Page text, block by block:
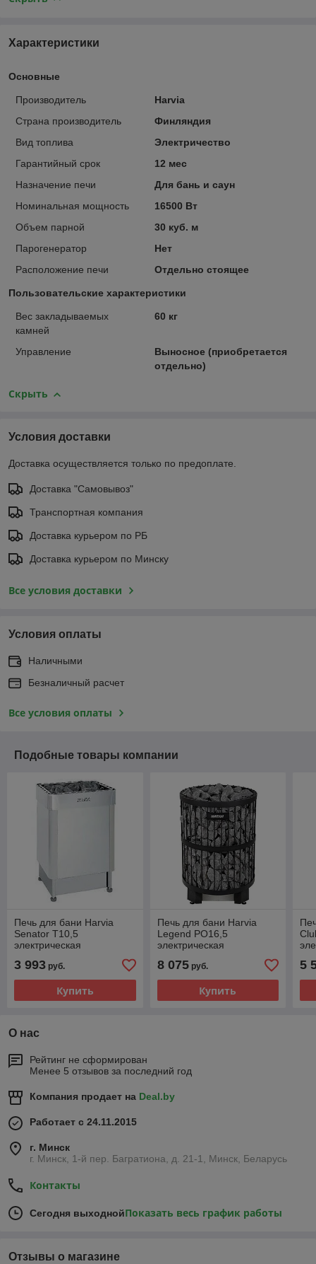
Характеристики
Основные
Производитель
Harvia
Страна производитель
Финляндия
Вид топлива
Электричество
Гарантийный срок
12 мес
Назначение печи
Для бань и саун
Номинальная мощность
16500 Вт
Объем парной
30 куб. м
Парогенератор
Нет
Расположение печи
Отдельно стоящее
Пользовательские характеристики
Вес закладываемых
камней
60 кг
Управление
Выносное (приобретается
отдельно)
Скрыть
Условия доставки
Доставка осуществляется только по предоплате.
Доставка "Самовывоз"
Транспортная компания
Доставка курьером по РБ
Доставка курьером по Минску
Все условия доставки
Условия оплаты
Наличными
Безналичный расчет
Все условия оплаты
Подобные товары компании
Печь для бани Harvia
Senator T10,5
электрическая
3 993 руб.
Купить
Печь для бани Harvia
Legend PO16,5
электрическая
8 075руб.
Купить
5
О нас
Рейтинг не сформирован
Менее 5 отзывов за последний год
Компания продает на Deal.by
Работает с 24.11.2015
г. Минск
г. Минск, 1-й пер. Багратиона, д. 21-1, Минск, Беларусь
Контакты
Сегодня выходнойПоказать весь график работы
Отзывы о магазине